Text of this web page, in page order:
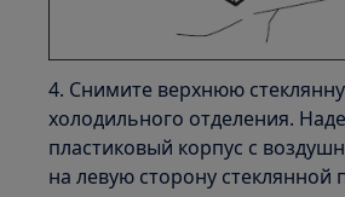
4. Снимите верхнюю
холодильного отделения.
пластиковый корпус с
на левую сторону стеклянной